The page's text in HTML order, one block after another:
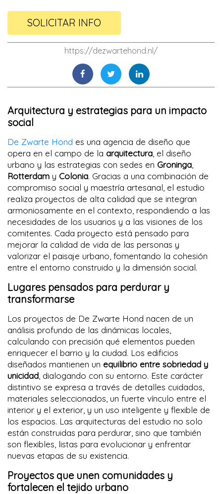
SOLICITAR INFO
https://dezwartehond.nl/
Arquitectura y estrategias para un impacto
social
De Zwarte Hond es una agencia de diseño que
opera en el campo de la arquitectura , el diseño
urbano y las estrategias con sedes en Groninga
Rotterdam y Colonia. Gracias a una combinación de
compromiso social y maestría artesanal, el estudio
realiza proyectos de alta calidad que se integran
armoniosamente en el contexto, respondiendo a las
necesidades de los usuarios y a las visiones de los
comitentes. Cada proyecto está pensado para
mejorar la calidad de vida de las personas y
valorizar el paisaje urbano, fomentando la cohesión
entre el entorno construido y la dimensión social.
Lugares pensados para perdurar y
transformarse
Los proyectos de De Zwarte Hond nacen de un
análisis profundo de las dinámicas locales,
calculando con precisión qué elementos pueden
enriquecer el barrio y la ciudad. Los edificios
diseñados mantienen un equilibrio entre sobriedad y
unicidad , dialogando con su entorno. Este carácter
distintivo se expresa a través de detalles cuidados,
materiales seleccionados, un fuerte vínculo entre el
interior y el exterior, y un uso inteligente y flexible de
los espacios. Las arquitecturas del estudio no solo
están construidas para perdurar, sino que también
son flexibles, listas para evolucionar y enfrentar
nuevas etapas de su existencia.
Proyectos que unen comunidades y
fortalecen el tejido urbano